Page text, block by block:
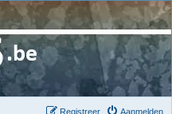
Aanmelden
Registreer